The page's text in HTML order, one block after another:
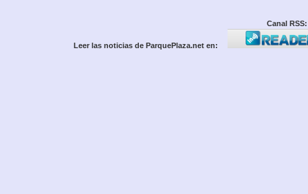
Canal RSS:
Leer las noticias de ParquePlaza.net en: